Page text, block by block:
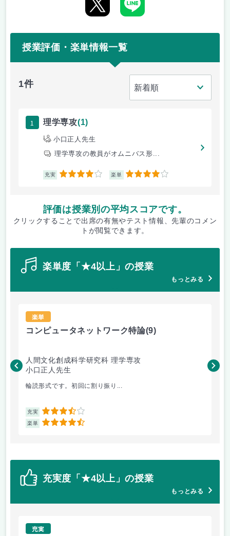
授業評価・楽単情報一覧
1件
1 理学専攻(1)
小口正人先生
理学専攻の教員がオムニバス形...
充実 4 楽単 4
評価は授業別の平均スコアです。
クリックすることで出席の有無やテスト情報、先輩のコメン
トが閲覧できます。
楽単度「★4以上」の授業
もっとみる
楽単
コンピュータネットワーク特論(9)
人間文化創成科学研究科 理学専攻
小口正人先生
輪読形式です。初回に割り振り...
充実 3.5
楽単 4.5
森
充実度「★4以上」の授業
もっとみる
充実